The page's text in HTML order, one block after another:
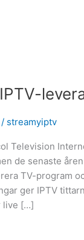
/ streamyiptv
Television
de senaste
TV-program
ger IPTV
live […]